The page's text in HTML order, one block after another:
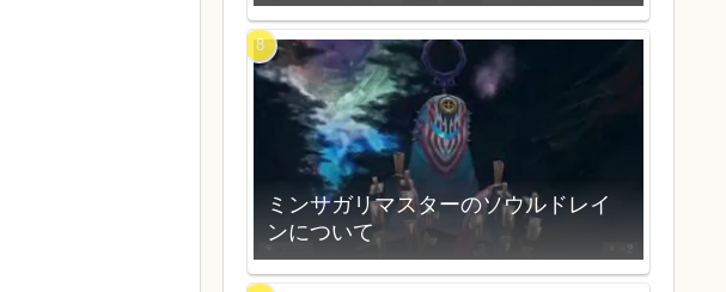
ミンサガリマスターのソウルドレイ
ンについて